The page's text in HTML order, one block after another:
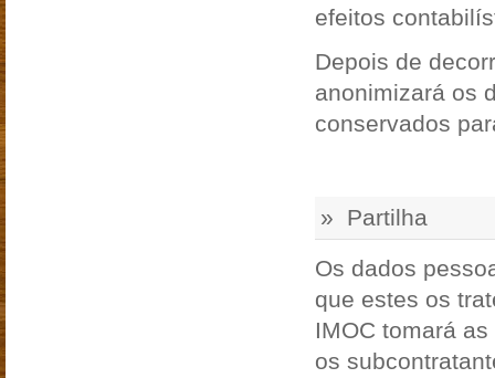
efeitos
Depois de
anonimizará os
conservados
» Partilha
Os dados
que estes os
IMOC tomará
os